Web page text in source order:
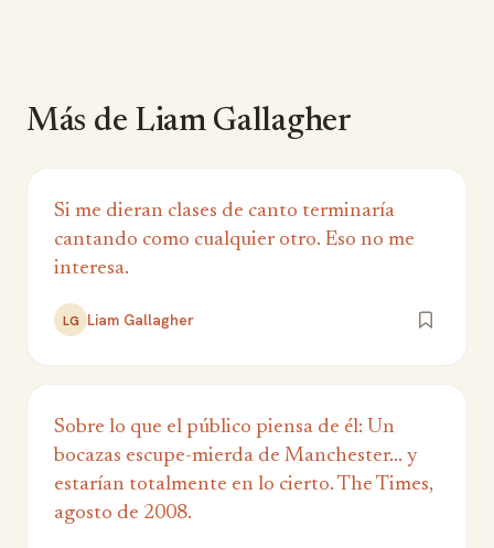
Más de Liam Gallagher
Si me dieran clases de canto terminarí­a
cantando como cualquier otro. Eso no me
interesa.
LG Liam Gallagher
Sobre lo que el público piensa de él: Un
bocazas escupe-mierda de Manchester... y
estarían totalmente en lo cierto. The Times,
agosto de 2008.